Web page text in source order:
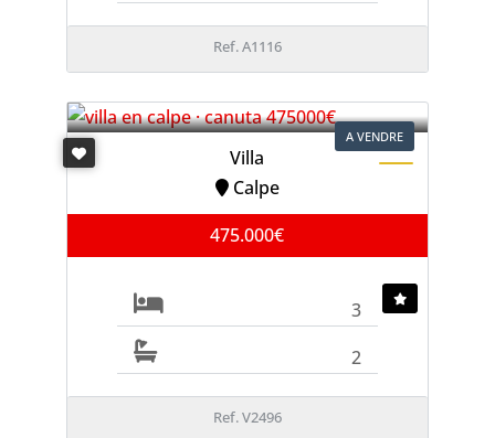
Ref. A1116
A VENDRE
Villa
Calpe
475.000€
3
2
Ref. V2496